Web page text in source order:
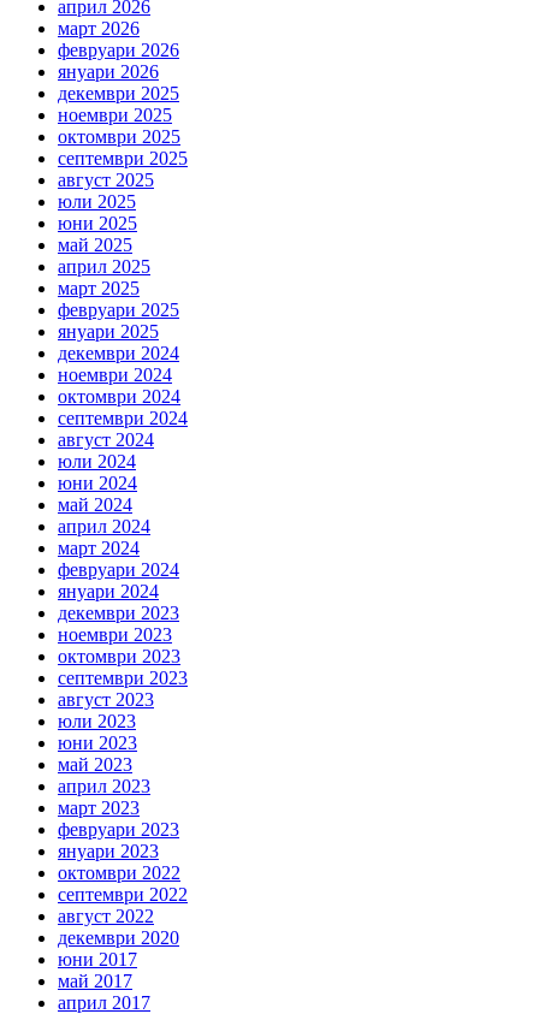
април 2026
март 2026
февруари 2026
януари 2026
декември 2025
ноември 2025
октомври 2025
септември 2025
август 2025
юли 2025
юни 2025
май 2025
април 2025
март 2025
февруари 2025
януари 2025
декември 2024
ноември 2024
октомври 2024
септември 2024
август 2024
юли 2024
юни 2024
май 2024
април 2024
март 2024
февруари 2024
януари 2024
декември 2023
ноември 2023
октомври 2023
септември 2023
август 2023
юли 2023
юни 2023
май 2023
април 2023
март 2023
февруари 2023
януари 2023
октомври 2022
септември 2022
август 2022
декември 2020
юни 2017
май 2017
април 2017